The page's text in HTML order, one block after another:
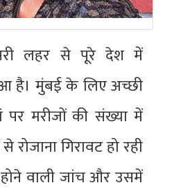
लहर से पूरे देश में
है। मुंबई के लिए अच्छी
मरीजों की संख्या में
रोजाना गिरावट हो रही
वाली जांच और उसमें